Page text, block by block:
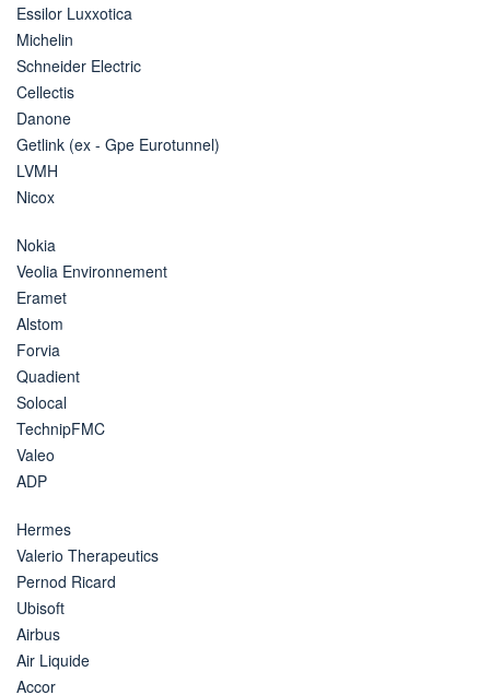
Essilor Luxxotica
Michelin
Schneider Electric
Cellectis
Danone
Getlink (ex - Gpe Eurotunnel)
LVMH
Nicox
Nokia
Veolia Environnement
Eramet
Alstom
Forvia
Quadient
Solocal
TechnipFMC
Valeo
ADP
Hermes
Valerio Therapeutics
Pernod Ricard
Ubisoft
Airbus
Air Liquide
Accor